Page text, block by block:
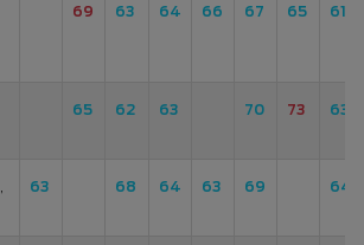
69 63 64 66 67 65 61
65 62 63 70 73 63
63 68 64 63 69 64